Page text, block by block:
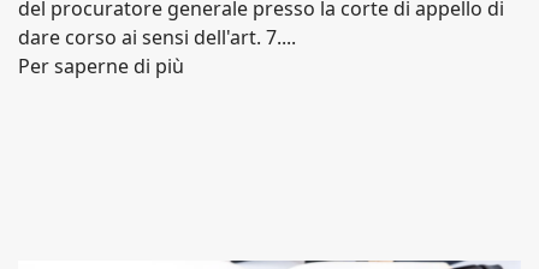
del procuratore generale presso la corte di appello di
dare corso ai sensi dell'art. 7....
Per saperne di più